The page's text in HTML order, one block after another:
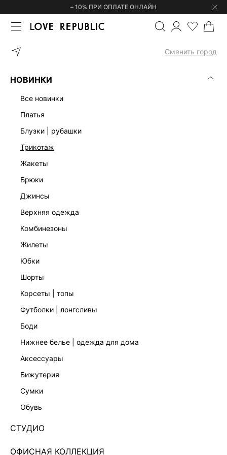
– 10% ПРИ ОПЛАТЕ ОНЛАЙН
Сменить город
НОВИНКИ
все новинки
платья
блузки | рубашки
трикотаж
жакеты
брюки
джинсы
верхняя одежда
комбинезоны
жилеты
юбки
шорты
корсеты | топы
футболки | лонгсливы
боди
нижнее белье | одежда для дома
аксессуары
бижутерия
сумки
обувь
СТУДИО
ОФИСНАЯ КОЛЛЕКЦИЯ
ГЛАВНАЯ ШЕЙНЫЕ УКРАШЕНИЯ ФИГУРНАЯ
Нет в наличии
ЦВЕТ:МУЛЬТИКОЛОР